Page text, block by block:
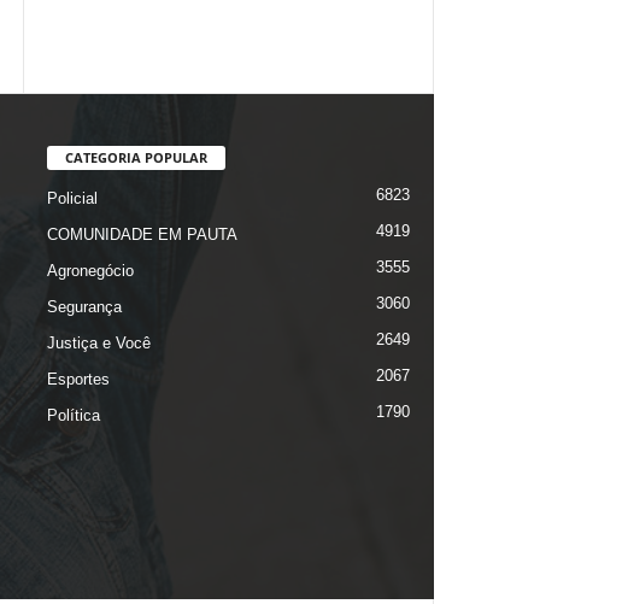
CATEGORIA POPULAR
Policial 6823
COMUNIDADE EM PAUTA 4919
Agronegócio 3555
Segurança 3060
Justiça e Você 2649
Esportes 2067
Política 1790